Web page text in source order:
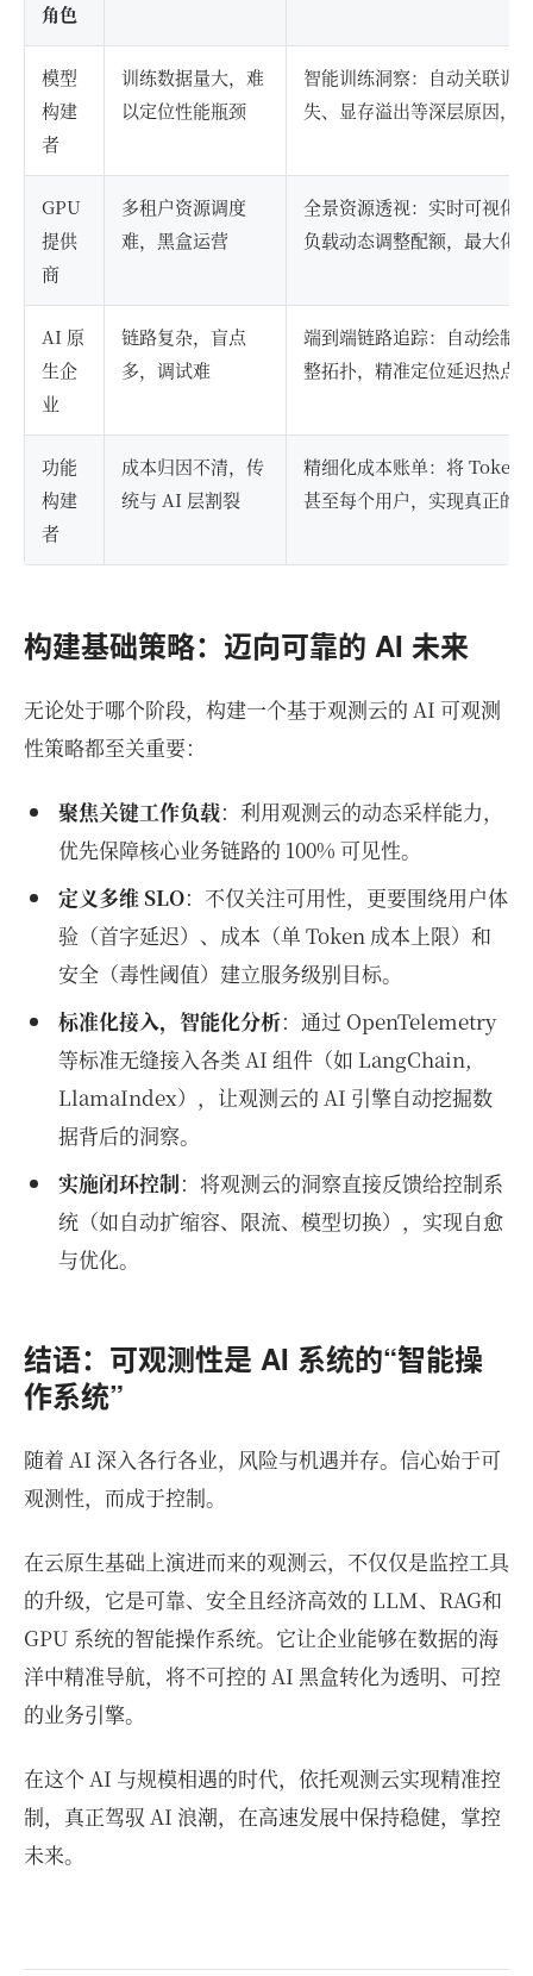
角色
模型
构建
者
训练数据量大，难
以定位性能瓶颈
智能训练洞察：自动关联训
失、显存溢出等深层原因，
GPU
提供
商
多租户资源调度
难，黑盒运营
全景资源透视：实时可视化
负载动态调整配额，最大化
AI 原
生企
业
链路复杂，盲点
多，调试难
端到端链路追踪：自动绘制
整拓扑，精准定位延迟热点
功能
构建
者
成本归因不清，传
统与 AI 层割裂
精细化成本账单：将 Token
甚至每个用户，实现真正
构建基础策略：迈向可靠的 AI 未来
无论处于哪个阶段，构建一个基于观测云的 AI 可观测
性策略都至关重要：
聚焦关键工作负载：利用观测云的动态采样能力，
优先保障核心业务链路的 100% 可见性。
定义多维 SLO：不仅关注可用性，更要围绕用户体
验（首字延迟）、成本（单 Token 成本上限）和
安全（毒性阈值）建立服务级别目标。
标准化接入，智能化分析：通过 OpenTelemetry
等标准无缝接入各类 AI 组件（如 LangChain,
LlamaIndex），让观测云的 AI 引擎自动挖掘数
据背后的洞察。
实施闭环控制：将观测云的洞察直接反馈给控制系
统（如自动扩缩容、限流、模型切换），实现自愈
与优化。
结语：可观测性是 AI 系统的“智能操
作系统”
随着 AI 深入各行各业，风险与机遇并存。信心始于可
观测性，而成于控制。
在云原生基础上演进而来的观测云，不仅仅是监控工具
的升级，它是可靠、安全且经济高效的 LLM、RAG和
GPU 系统的智能操作系统。它让企业能够在数据的海
洋中精准导航，将不可控的 AI 黑盒转化为透明、可控
的业务引擎。
在这个 AI 与规模相遇的时代，依托观测云实现精准控
制，真正驾驭 AI 浪潮，在高速发展中保持稳健，掌控
未来。